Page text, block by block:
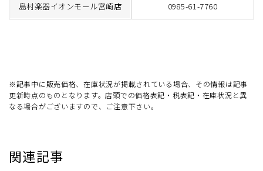
島村楽器イオンモール宮崎店 0985-61-7760
※記事中に販売価格、在庫状況が掲載されている場合、その情報は記事
更新時点のものとなります。店頭での価格表記・税表記・在庫状況と異
なる場合がございますので、ご注意下さい。
関連記事